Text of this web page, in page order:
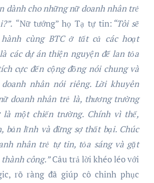
dành cho những nữ doanh nhân trẻ
?”. “Nữ tướng” họ Tạ tự tin: “Tôi sẽ
cùng BTC ở tất cả các hoạt
các dự án thiện nguyện để lan tỏa
cực đến cộng đồng nói chung và
nhân nói riêng. Lời khuyên
doanh nhân trẻ là, thương trường
là một chiến trường. Chính vì thế,
bản lĩnh và đừng sợ thất bại. Chúc
nhân trẻ tự tin, tỏa sáng và gặt
công.”Câu trả lời khéo léo với
rõ ràng đã giúp cô chinh phục